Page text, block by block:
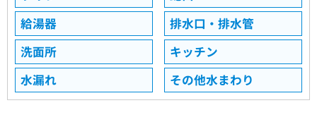
給湯器
排水口・排水管
洗面所
キッチン
水漏れ
その他水まわり